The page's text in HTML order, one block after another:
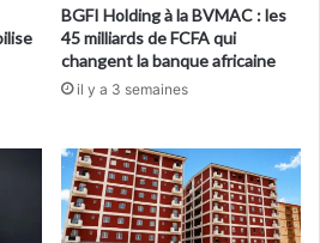
BGFI Holding à la BVMAC : les
45 milliards de FCFA qui
changent la banque africaine
il y a 3 semaines